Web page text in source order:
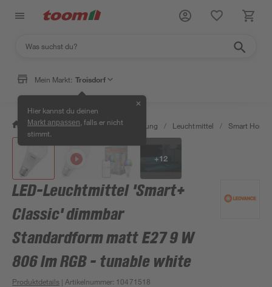
Mein Markt: Troisdorf
Hier kannst du deinen
Markt anpassen , falls er nicht
stimmt.
✕
/ Wohnen & Haushalt / Beleuchtung / Leuchtmittel / Smart Home
+12
LED-Leuchtmittel 'Smart+
Classic' dimmbar
Standardform matt E27 9 W
806 lm RGB - tunable white
Produktdetails | Artikelnummer: 10471518